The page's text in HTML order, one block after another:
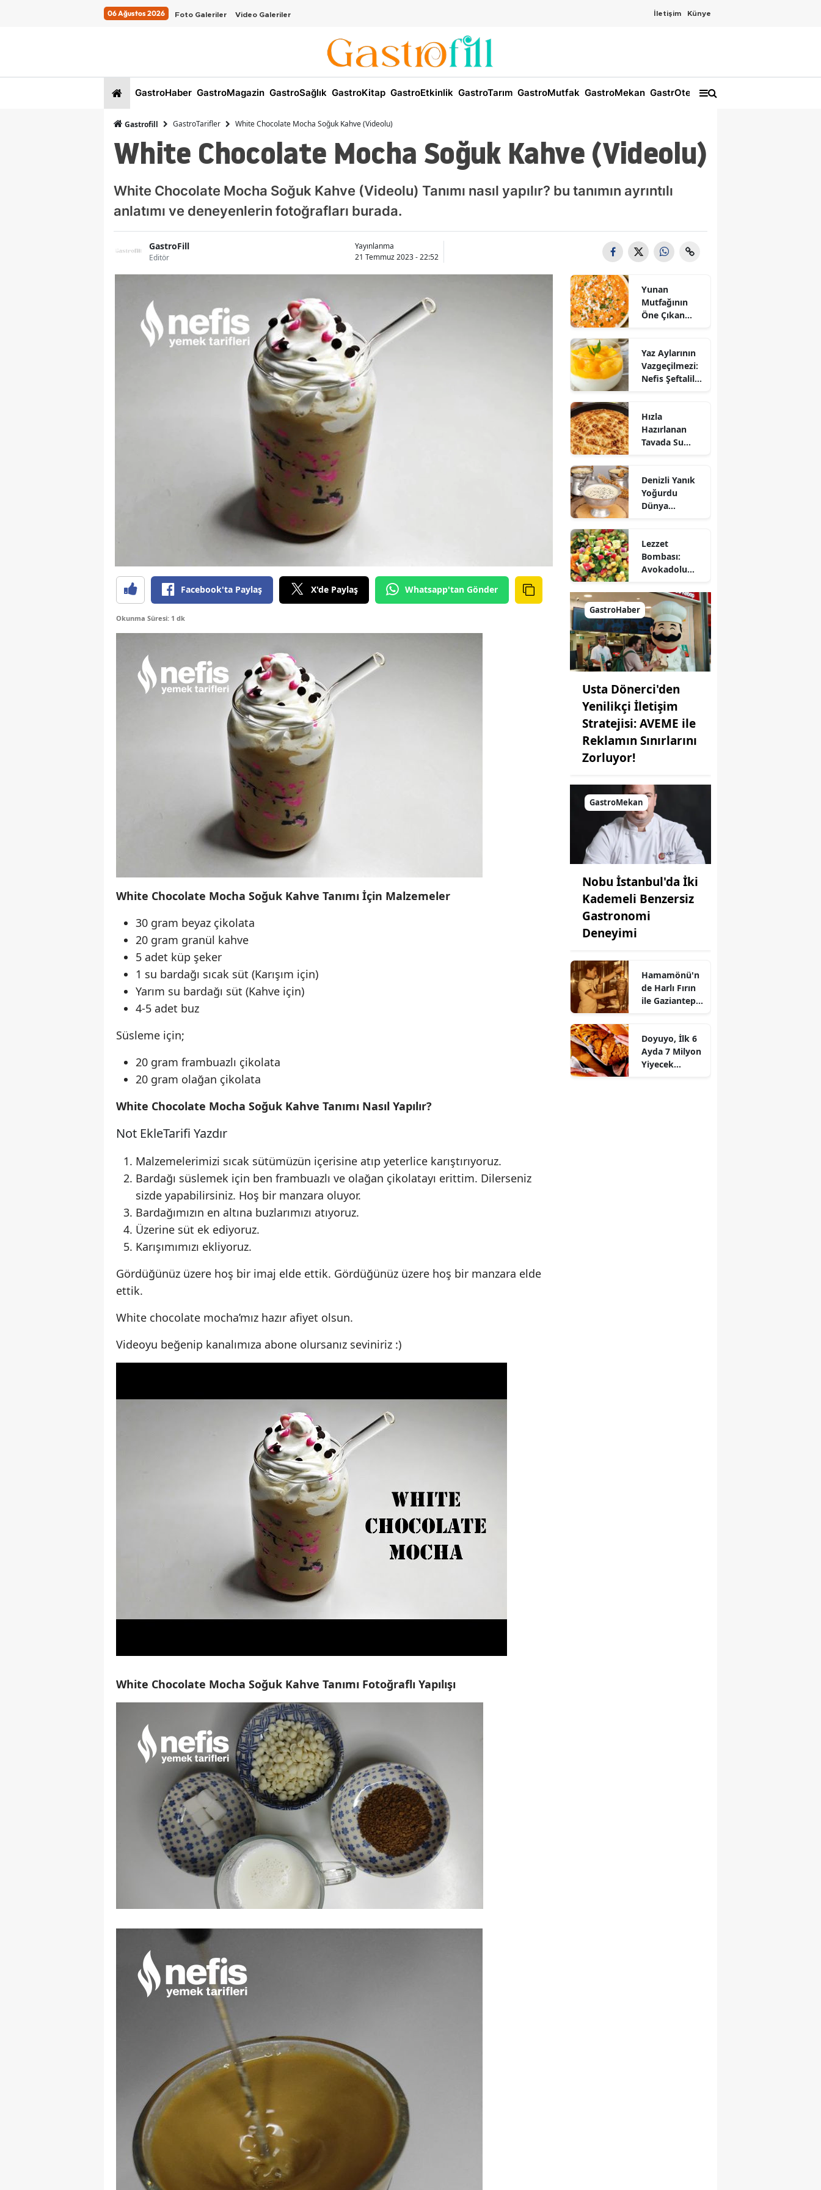
06 Ağustos 2026 Foto Galeriler Video Galeriler İletişim Künye
GastroHaber GastroMagazin GastroSağlık GastroKitap GastroEtkinlik GastroTarım GastroMutfak GastroMekan GastrOtel
Gastrofill GastroTarifler White Chocolate Mocha Soğuk Kahve (Videolu)
White Chocolate Mocha Soğuk Kahve (Videolu)
White Chocolate Mocha Soğuk Kahve (Videolu) Tanımı nasıl yapılır? bu tanımın ayrıntılı
anlatımı ve deneyenlerin fotoğrafları burada.
GastroFill
Editör
Yayınlanma
21 Temmuz 2023 - 22:52
Facebook'ta Paylaş X'de Paylaş Whatsapp'tan Gönder
Okunma Süresi: 1 dk
White Chocolate Mocha Soğuk Kahve Tanımı İçin Malzemeler
30 gram beyaz çikolata
20 gram granül kahve
5 adet küp şeker
1 su bardağı sıcak süt (Karışım için)
Yarım su bardağı süt (Kahve için)
4-5 adet buz
Süsleme için;
20 gram frambuazlı çikolata
20 gram olağan çikolata
White Chocolate Mocha Soğuk Kahve Tanımı Nasıl Yapılır?
Not EkleTarifi Yazdır
Malzemelerimizi sıcak sütümüzün içerisine atıp yeterlice karıştırıyoruz.
Bardağı süslemek için ben frambuazlı ve olağan çikolatayı erittim. Dilerseniz
sizde yapabilirsiniz. Hoş bir manzara oluyor.
Bardağımızın en altına buzlarımızı atıyoruz.
Üzerine süt ek ediyoruz.
Karışımımızı ekliyoruz.
Gördüğünüz üzere hoş bir imaj elde ettik. Gördüğünüz üzere hoş bir manzara elde
ettik.
White chocolate mocha’mız hazır afiyet olsun.
Videoyu beğenip kanalımıza abone olursanız seviniriz :)
White Chocolate Mocha Soğuk Kahve Tanımı Fotoğraflı Yapılışı
Yunan
Mutfağının
Öne Çıkan
Nasıl Yapılır?
Yaz Aylarının
Vazgeçilmezi:
Nefis Şeftalili
Hızla
Hazırlanan
Tavada Su
Sofralarınıza
Lezzet Katın!
Denizli Yanık
Yoğurdu
Dünya
Lezzet
Bombası:
Avokadolu
Nasıl Yapılır?
GastroHaber
Usta Dönerci'den
Yenilikçi İletişim
Stratejisi: AVEME ile
Reklamın Sınırlarını
Zorluyor!
GastroMekan
Nobu İstanbul'da İki
Kademeli Benzersiz
Gastronomi
Deneyimi
Hamamönü'n
de Harlı Fırın
ile Gaziantep
Tatları Hayat
Buluyor!
Doyuyo, İlk 6
Ayda 7 Milyon
Yiyecek